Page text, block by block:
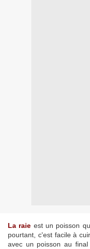
La raie est un poisson
pourtant, c'est facile à
avec un poisson au